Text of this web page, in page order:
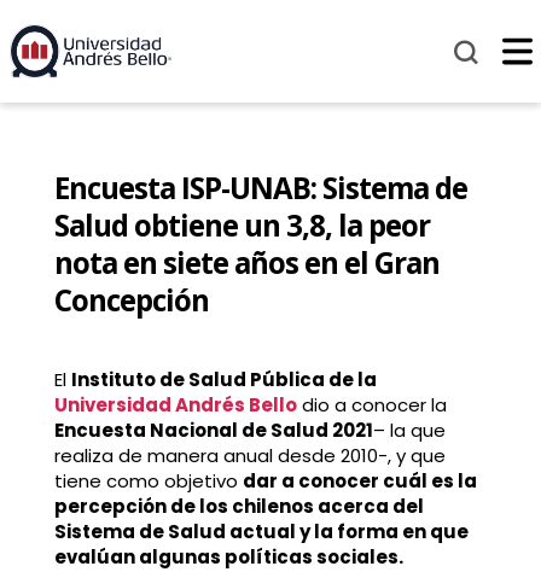
Encuesta ISP-UNAB: Sistema de
Salud obtiene un 3,8, la peor
nota en siete años en el Gran
Concepción
El Instituto de Salud Pública de la
Universidad Andrés Bellodio a conocer la
Encuesta Nacional de Salud 2021– la que
realiza de manera anual desde 2010-, y que
tiene como objetivo dar a conocer cuál es la
percepción de los chilenos acerca del
Sistema de Salud actual y la forma en que
evalúan algunas políticas sociales.